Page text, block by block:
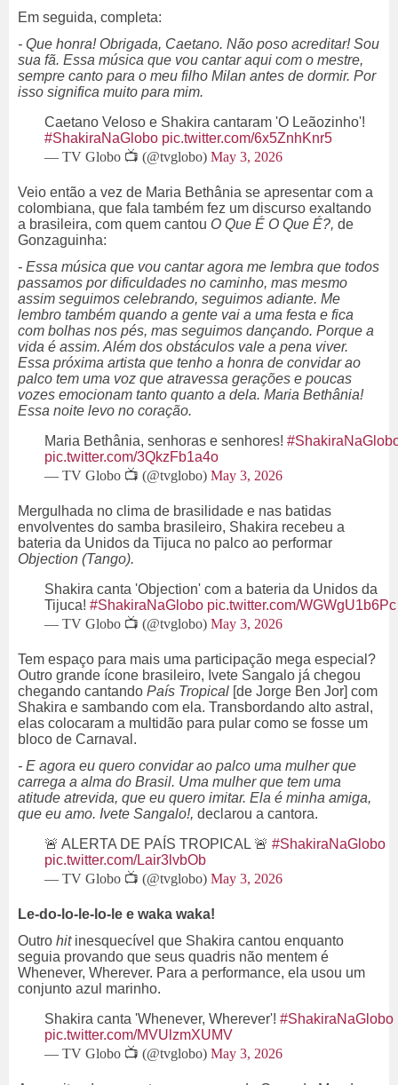
Em seguida, completa:
- Que honra! Obrigada, Caetano. Não poso acreditar! Sou
sua fã. Essa música que vou cantar aqui com o mestre,
sempre canto para o meu filho Milan antes de dormir. Por
isso significa muito para mim.
Caetano Veloso e Shakira cantaram 'O Leãozinho'!
#ShakiraNaGlobo pic.twitter.com/6x5ZnhKnr5
— TV Globo 📺 (@tvglobo) May 3, 2026
Veio então a vez de Maria Bethânia se apresentar com a
colombiana, que fala também fez um discurso exaltando
a brasileira, com quem cantou O Que É O Que É?, de
Gonzaguinha:
- Essa música que vou cantar agora me lembra que todos
passamos por dificuldades no caminho, mas mesmo
assim seguimos celebrando, seguimos adiante. Me
lembro também quando a gente vai a uma festa e fica
com bolhas nos pés, mas seguimos dançando. Porque a
vida é assim. Além dos obstáculos vale a pena viver.
Essa próxima artista que tenho a honra de convidar ao
palco tem uma voz que atravessa gerações e poucas
vozes emocionam tanto quanto a dela. Maria Bethânia!
Essa noite levo no coração.
Maria Bethânia, senhoras e senhores!
pic.twitter.com/3QkzFb1a4o
— TV Globo 📺 (@tvglobo) May 3, 2026
Mergulhada no clima de brasilidade e nas batidas
envolventes do samba brasileiro, Shakira recebeu a
bateria da Unidos da Tijuca no palco ao performar
Objection (Tango).
Shakira canta 'Objection' com a bateria da Unidos da
Tijuca! #ShakiraNaGlobo pic.twitter.com/WGWgU1b6Pc
— TV Globo 📺 (@tvglobo) May 3, 2026
Tem espaço para mais uma participação mega especial?
Outro grande ícone brasileiro, Ivete Sangalo já chegou
chegando cantando País Tropical [de Jorge Ben Jor] com
Shakira e sambando com ela. Transbordando alto astral,
elas colocaram a multidão para pular como se fosse um
bloco de Carnaval.
- E agora eu quero convidar ao palco uma mulher que
carrega a alma do Brasil. Uma mulher que tem uma
atitude atrevida, que eu quero imitar. Ela é minha amiga,
que eu amo. Ivete Sangalo!, declarou a cantora.
🚨 ALERTA DE PAÍS TROPICAL 🚨 #ShakiraNaGlobo
pic.twitter.com/Lair3lvbOb
— TV Globo 📺 (@tvglobo) May 3, 2026
Le-do-lo-le-lo-le e waka waka!
Outro hitinesquecível que Shakira cantou enquanto
seguia provando que seus quadris não mentem é
Whenever, Wherever. Para a performance, ela usou um
conjunto azul marinho.
Shakira canta 'Whenever, Wherever'! #ShakiraNaGlobo
pic.twitter.com/MVUlzmXUMV
— TV Globo 📺 (@tvglobo) May 3, 2026